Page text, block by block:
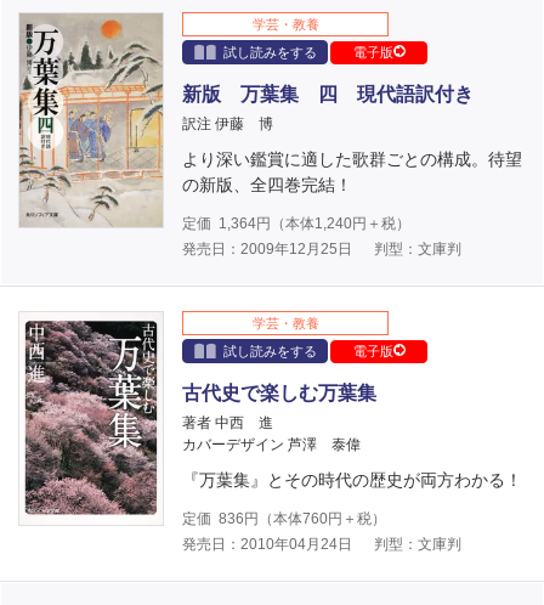
学芸・教養
試し読みをする
電子版
新版 万葉集 四 現代語訳付き
訳注 伊藤 博
より深い鑑賞に適した歌群ごとの構成。待望
の新版、全四巻完結！
定価 1,364円（本体1,240円＋税）
発売日：2009年12月25日
判型：文庫判
学芸・教養
試し読みをする
電子版
古代史で楽しむ万葉集
著者 中西 進
カバーデザイン 芦澤 泰偉
『万葉集』とその時代の歴史が両方わかる！
定価 836 円（本体760円＋税）
発売日：2010年04月24日
判型：文庫判